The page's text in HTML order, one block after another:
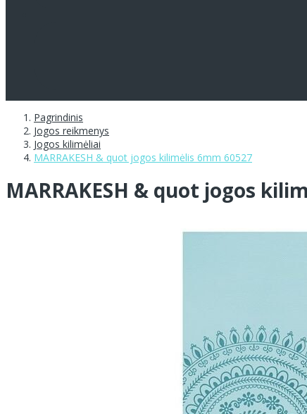
Pagrindinis
Jogos reikmenys
Jogos kilimėliai
MARRAKESH & quot jogos kilimėlis 6mm 60527
MARRAKESH & quot jogos